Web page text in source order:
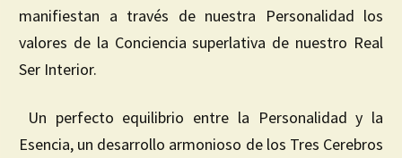
manifiestan a través de nuestra Personalidad los
valores de la Conciencia superlativa de nuestro Real
Ser Interior.
Un perfecto equilibrio entre la Personalidad y la
Esencia, un desarrollo armonioso de los Tres Cerebros